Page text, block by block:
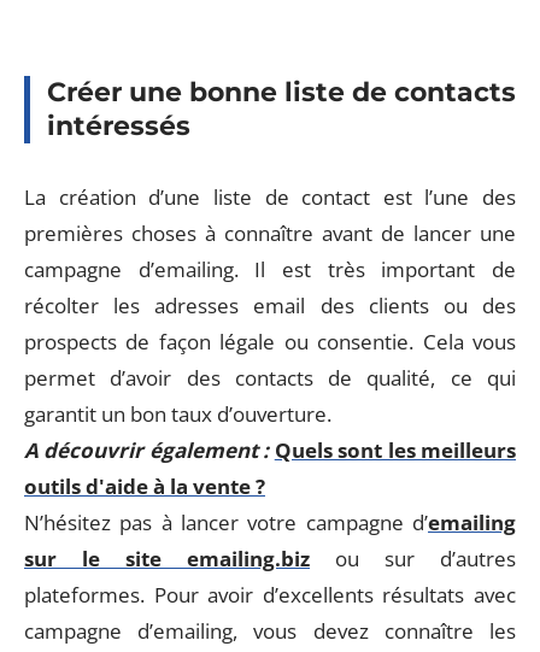
Créer une bonne liste de contacts
intéressés
La création d’une liste de contact est l’une des
premières choses à connaître avant de lancer une
campagne d’emailing. Il est très important de
récolter les adresses email des clients ou des
prospects de façon légale ou consentie. Cela vous
permet d’avoir des contacts de qualité, ce qui
garantit un bon taux d’ouverture.
A découvrir également : Quels sont les meilleurs
outils d'aide à la vente ?
N’hésitez pas à lancer votre campagne d’emailing
sur le site emailing.biz ou sur d’autres
plateformes. Pour avoir d’excellents résultats avec
campagne d’emailing, vous devez connaître les